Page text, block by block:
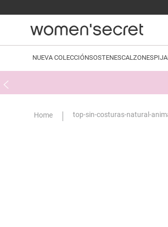
NUEVA COLECCIÓNSOSTENESCALZONES
top-sin-costuras-natural-